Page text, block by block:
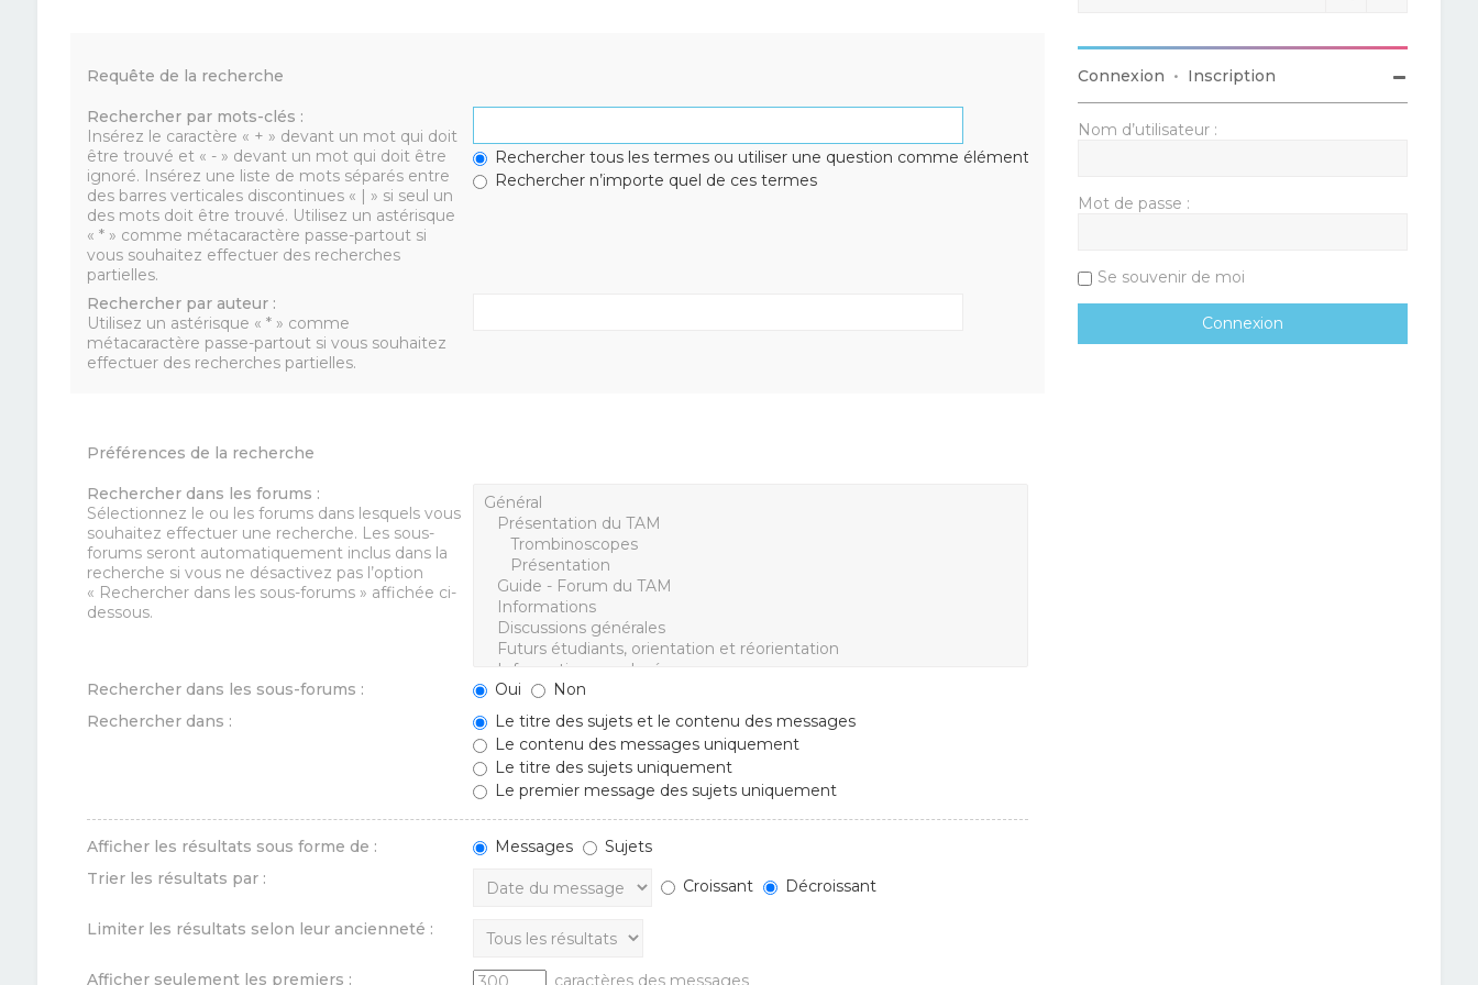
Requête de la recherche
Rechercher par mots-clés :
Insérez le caractère « + » devant un mot qui doit
être trouvé et « - » devant un mot qui doit être
ignoré. Insérez une liste de mots séparés entre
des barres verticales discontinues « | » si seul un
des mots doit être trouvé. Utilisez un astérisque
« * » comme métacaractère passe-partout si
vous souhaitez effectuer des recherches
partielles.
Rechercher tous les termes ou utiliser une question comme élément
Rechercher n’importe quel de ces termes
Rechercher par auteur :
Utilisez un astérisque « * » comme
métacaractère passe-partout si vous souhaitez
effectuer des recherches partielles.
Préférences de la recherche
Rechercher dans les forums :
Sélectionnez le ou les forums dans lesquels vous
souhaitez effectuer une recherche. Les sous-
forums seront automatiquement inclus dans la
recherche si vous ne désactivez pas l’option
« Rechercher dans les sous-forums » affichée ci-
dessous.
Rechercher dans les sous-forums : Oui
Non
Rechercher dans :
Le titre des sujets et le contenu des messages
Le contenu des messages uniquement
Le titre des sujets uniquement
Le premier message des sujets uniquement
Afficher les résultats sous forme de : Messages
Sujets
Trier les résultats par :
Croissant Décroissant
Limiter les résultats selon leur ancienneté :
Afficher seulement les premiers : caractères des messages
Connexion • Inscription
Nom d’utilisateur :
Mot de passe :
Se souvenir de moi